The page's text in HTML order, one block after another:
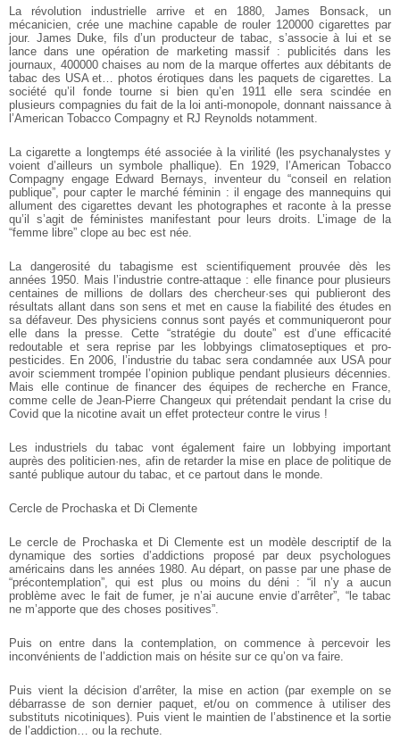
La révolution industrielle arrive et en 1880, James Bonsack, un
mécanicien, crée une machine capable de rouler 120000 cigarettes par
jour. James Duke, fils d’un producteur de tabac, s’associe à lui et se
lance dans une opération de marketing massif : publicités dans les
journaux, 400000 chaises au nom de la marque offertes aux débitants de
tabac des USA et… photos érotiques dans les paquets de cigarettes. La
société qu’il fonde tourne si bien qu’en 1911 elle sera scindée en
plusieurs compagnies du fait de la loi anti-monopole, donnant naissance à
l’American Tobacco Compagny et RJ Reynolds notamment.
La cigarette a longtemps été associée à la virilité (les psychanalystes y
voient d’ailleurs un symbole phallique). En 1929, l’American Tobacco
Compagny engage Edward Bernays, inventeur du “conseil en relation
publique”, pour capter le marché féminin : il engage des mannequins qui
allument des cigarettes devant les photographes et raconte à la presse
qu’il s’agit de féministes manifestant pour leurs droits. L’image de la
“femme libre” clope au bec est née.
La dangerosité du tabagisme est scientifiquement prouvée dès les
années 1950. Mais l’industrie contre-attaque : elle finance pour plusieurs
centaines de millions de dollars des chercheur·ses qui publieront des
résultats allant dans son sens et met en cause la fiabilité des études en
sa défaveur. Des physiciens connus sont payés et communiqueront pour
elle dans la presse. Cette “stratégie du doute” est d’une efficacité
redoutable et sera reprise par les lobbyings climatoseptiques et pro-
pesticides. En 2006, l’industrie du tabac sera condamnée aux USA pour
avoir sciemment trompée l’opinion publique pendant plusieurs décennies.
Mais elle continue de financer des équipes de recherche en France,
comme celle de Jean-Pierre Changeux qui prétendait pendant la crise du
Covid que la nicotine avait un effet protecteur contre le virus !
Les industriels du tabac vont également faire un lobbying important
auprès des politicien·nes, afin de retarder la mise en place de politique de
santé publique autour du tabac, et ce partout dans le monde.
Cercle de Prochaska et Di Clemente
Le cercle de Prochaska et Di Clemente est un modèle descriptif de la
dynamique des sorties d’addictions proposé par deux psychologues
américains dans les années 1980. Au départ, on passe par une phase de
“précontemplation”, qui est plus ou moins du déni : “il n’y a aucun
problème avec le fait de fumer, je n’ai aucune envie d’arrêter”, “le tabac
ne m’apporte que des choses positives”.
Puis on entre dans la contemplation, on commence à percevoir les
inconvénients de l’addiction mais on hésite sur ce qu’on va faire.
Puis vient la décision d’arrêter, la mise en action (par exemple on se
débarrasse de son dernier paquet, et/ou on commence à utiliser des
substituts nicotiniques). Puis vient le maintien de l’abstinence et la sortie
de l’addiction… ou la rechute.